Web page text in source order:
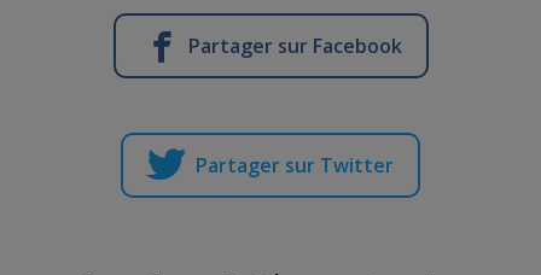
Partager sur Facebook
Partager sur Twitter